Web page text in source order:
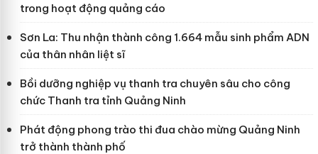
trong hoạt động quảng cáo
Sơn La: Thu nhận thành công 1.664 mẫu sinh phẩm ADN
của thân nhân liệt sĩ
Bồi dưỡng nghiệp vụ thanh tra chuyên sâu cho công
chức Thanh tra tỉnh Quảng Ninh
Phát động phong trào thi đua chào mừng Quảng Ninh
trở thành thành phố